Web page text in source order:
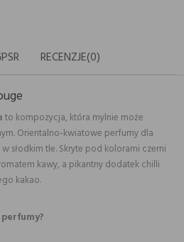
RECENZJE(0)
to kompozycja, która mylnie może
Orientalno-kwiatowe perfumy dla
słodkim tle. Skryte pod kolorami czerni
kawy, a pikantny dodatek chilli
kakao.